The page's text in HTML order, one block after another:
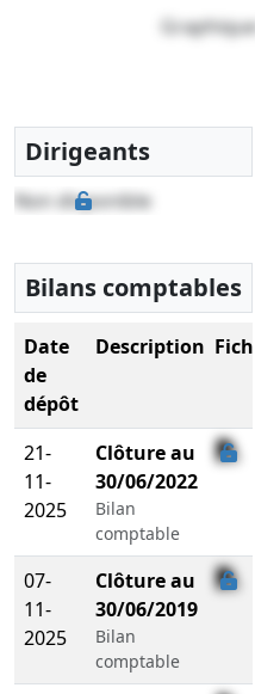
Dirigeants
Non disponible
Bilans comptables
Date
de
dépôt
Description
21-
11-
2025
Clôture au
30/06/2022
Bilan
comptable
07-
11-
2025
Clôture au
30/06/2019
Bilan
comptable